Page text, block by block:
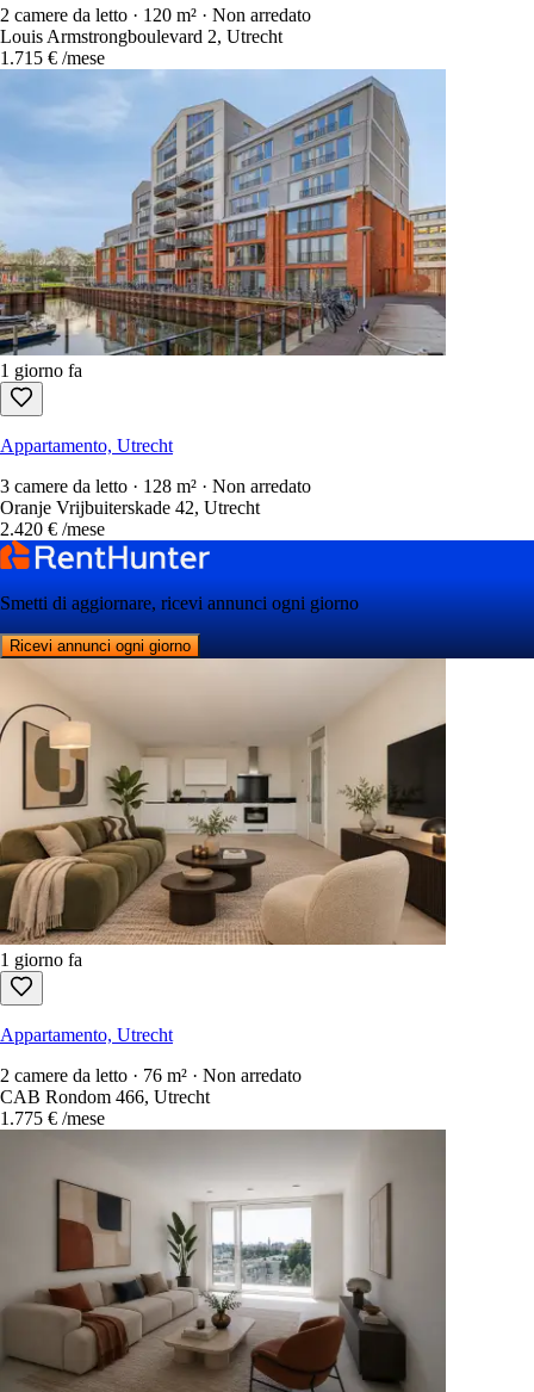
2 camere da letto · 120 m² · Non arredato
Louis Armstrongboulevard 2, Utrecht
1.715 € /mese
1 giorno fa
Appartamento, Utrecht
3 camere da letto · 128 m² · Non arredato
Oranje Vrijbuiterskade 42, Utrecht
2.420 € /mese
Smetti di aggiornare, ricevi annunci ogni giorno
Ricevi annunci ogni giorno
1 giorno fa
Appartamento, Utrecht
2 camere da letto · 76 m² · Non arredato
CAB Rondom 466, Utrecht
1.775 € /mese